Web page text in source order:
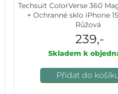
Techsuit ColorVerse 360
+ Ochranné sklo iPhone
Růžová
239,-
Skladem k
Přidat do